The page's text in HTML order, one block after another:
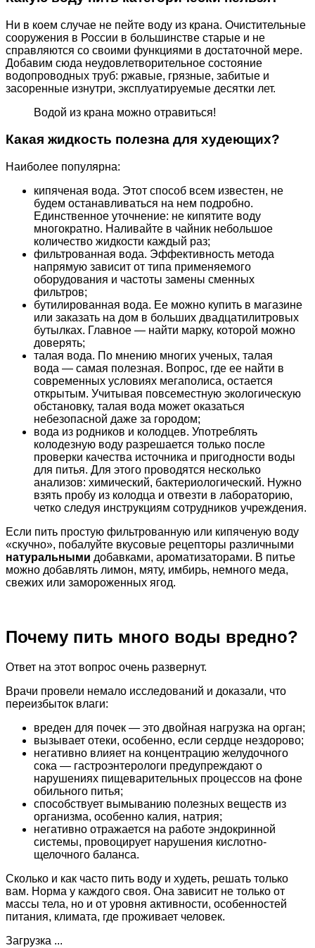
Ни в коем случае не пейте воду из крана. Очистительные
сооружения в России в большинстве старые и не
справляются со своими функциями в достаточной мере.
Добавим сюда неудовлетворительное состояние
водопроводных труб: ржавые, грязные, забитые и
засоренные изнутри, эксплуатируемые десятки лет.
Водой из крана можно отравиться!
Какая жидкость полезна для худеющих?
Наиболее популярна:
кипяченая вода. Этот способ всем известен, не
будем останавливаться на нем подробно.
Единственное уточнение: не кипятите воду
многократно. Наливайте в чайник небольшое
количество жидкости каждый раз;
фильтрованная вода. Эффективность метода
напрямую зависит от типа применяемого
оборудования и частоты замены сменных
фильтров;
бутилированная вода. Ее можно купить в магазине
или заказать на дом в больших двадцатилитровых
бутылках. Главное — найти марку, которой можно
доверять;
талая вода. По мнению многих ученых, талая
вода — самая полезная. Вопрос, где ее найти в
современных условиях мегаполиса, остается
открытым. Учитывая повсеместную экологическую
обстановку, талая вода может оказаться
небезопасной даже за городом;
вода из родников и колодцев. Употреблять
колодезную воду разрешается только после
проверки качества источника и пригодности воды
для питья. Для этого проводятся несколько
анализов: химический, бактериологический. Нужно
взять пробу из колодца и отвезти в лабораторию,
четко следуя инструкциям сотрудников учреждения.
Если пить простую фильтрованную или кипяченую воду
«скучно», побалуйте вкусовые рецепторы различными
натуральными добавками, ароматизаторами. В питье
можно добавлять лимон, мяту, имбирь, немного меда,
свежих или замороженных ягод.
Почему пить много воды вредно?
Ответ на этот вопрос очень развернут.
Врачи провели немало исследований и доказали, что
переизбыток влаги:
вреден для почек — это двойная нагрузка на орган;
вызывает отеки, особенно, если сердце нездорово;
негативно влияет на концентрацию желудочного
сока — гастроэнтерологи предупреждают о
нарушениях пищеварительных процессов на фоне
обильного питья;
способствует вымыванию полезных веществ из
организма, особенно калия, натрия;
негативно отражается на работе эндокринной
системы, провоцирует нарушения кислотно-
щелочного баланса.
Сколько и как часто пить воду и худеть, решать только
вам. Норма у каждого своя. Она зависит не только от
массы тела, но и от уровня активности, особенностей
питания, климата, где проживает человек.
Загрузка ...